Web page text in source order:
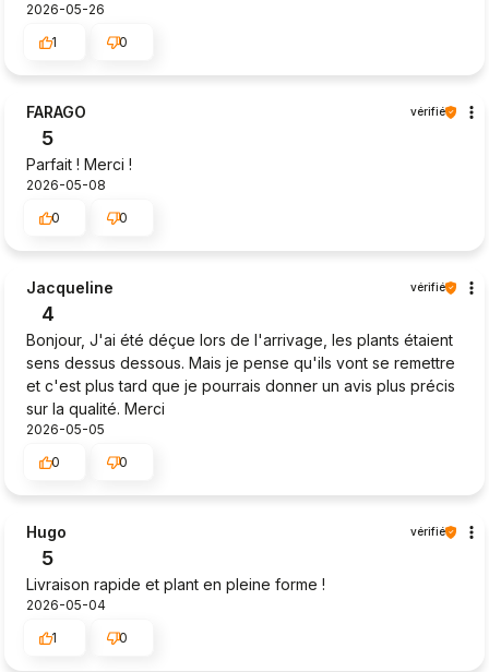
2026-05-26
1
0
FARAGO vérifié
5
Parfait ! Merci !
2026-05-08
0
0
Jacqueline vérifié
4
Bonjour, J'ai été déçue lors de l'arrivage, les plants étaient
sens dessus dessous. Mais je pense qu'ils vont se remettre
et c'est plus tard que je pourrais donner un avis plus précis
sur la qualité. Merci
2026-05-05
0
0
Hugo vérifié
5
Livraison rapide et plant en pleine forme !
2026-05-04
1
0